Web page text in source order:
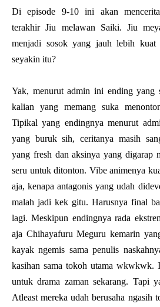
Di episode 9-10 ini akan
terakhir Jiu melawan Saiki. Jiu
menjadi sosok yang jauh lebih
seyakin itu?
Yak, menurut admin ini ending yang
kalian yang memang suka
Tipikal yang endingnya menurut
yang buruk sih, ceritanya masih
yang fresh dan aksinya yang digarap
seru untuk ditonton. Vibe animenya
aja, kenapa antagonis yang udah
malah jadi kek gitu. Harusnya final
lagi. Meskipun endingnya rada
aja Chihayafuru Meguru kemarin
kayak ngemis sama penulis
kasihan sama tokoh utama wkwkwk.
untuk drama zaman sekarang. Tapi
Atleast mereka udah berusaha ngasih